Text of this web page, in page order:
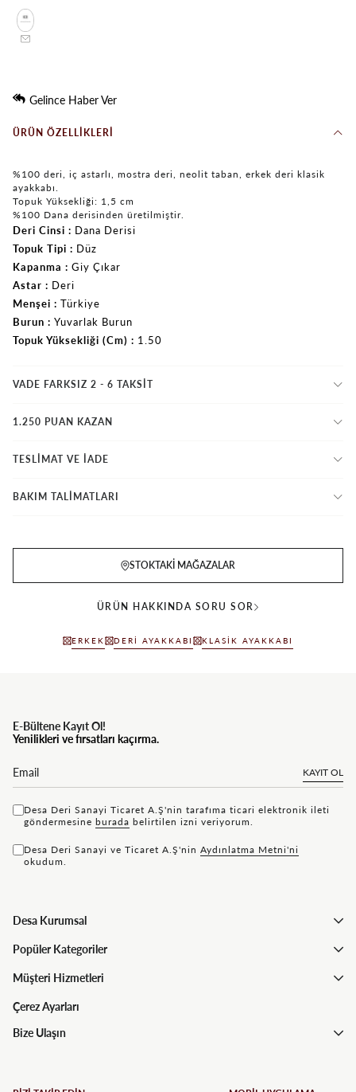
Gelince Haber Ver
ÜRÜN ÖZELLIKLERI
%100 deri, iç astarlı, mostra deri, neolit taban, erkek deri klasik
ayakkabı.
Topuk Yüksekliği: 1,5 cm
%100 Dana derisinden üretilmiştir.
Deri Cinsi
Dana Derisi
Topuk Tipi
Düz
Kapanma
Giy Çıkar
Astar
Deri
Menşei
Türkiye
Burun
Yuvarlak Burun
Topuk Yüksekliği (Cm)
1.50
VADE FARKSIZ 2 - 6 TAKSIT
1.250 PUAN KAZAN
TESLİMAT VE İADE
BAKIM TALİMATLARI
STOKTAKI MAĞAZALAR
ÜRÜN HAKKINDA SORU SOR
ERKEK DERI AYAKKABI KLASIK AYAKKABI
E-Bültene Kayıt Ol!
Yenilikleri ve fırsatları kaçırma.
KAYIT OL
Desa Deri Sanayi Ticaret A.Ş'nin tarafıma ticari elektronik ileti
göndermesine bu rada belirtilen izni veriyorum.
Desa Deri Sanayi ve Ticaret A.Ş'nin Aydınlatma Metni'ni
okudum.
Desa Kurumsal
Popüler Kategoriler
Müşteri Hizmetleri
Çerez Ayarları
Bize Ulaşın